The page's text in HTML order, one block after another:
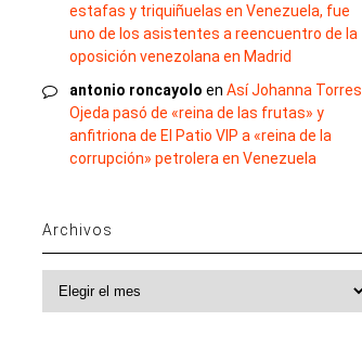
estafas y triquiñuelas en Venezuela, fue
uno de los asistentes a reencuentro de la
oposición venezolana en Madrid
antonio roncayolo enAsí Johanna Torres
Ojeda pasó de «reina de las frutas» y
anfitriona de El Patio VIP a «reina de la
corrupción» petrolera en Venezuela
Archivos